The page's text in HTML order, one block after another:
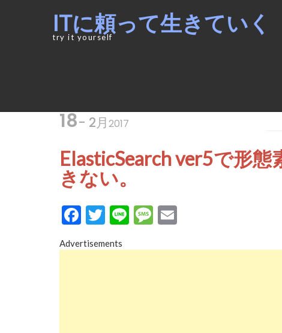
ITに頼って生きていく
try it yourself
18- 2月2017
ElasticSearch ver5で形
きない。
Facebook
Twitter
LineMessage
Email
Advertisements